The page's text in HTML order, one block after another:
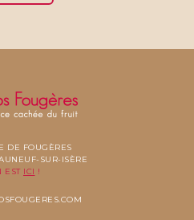
DE FOUGÈRES
SUR-ISÈRE
EST ICI !